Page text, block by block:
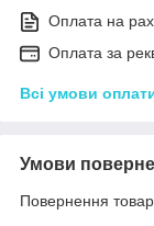
Оплата на
Оплата за
Всі умови
Умови
Повернення